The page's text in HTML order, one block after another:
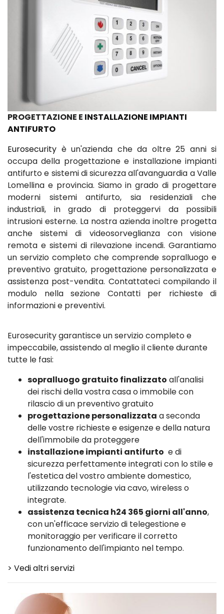
PROGETTAZIONE E INSTALLAZIONE IMPIANTI
ANTIFURTO
Eurosecurity è un'azienda che da oltre 25 anni si
occupa della progettazione e installazione impianti
antifurto e sistemi di sicurezza all'avanguardia a Valle
Lomellina e provincia. Siamo in grado di progettare
moderni sistemi antifurto, sia residenziali che
industriali, in grado di proteggervi da possibili
intrusioni esterne. La nostra azienda inoltre progetta
anche sistemi di videosorveglianza con visione
remota e sistemi di rilevazione incendi. Garantiamo
un servizio completo che comprende sopralluogo e
preventivo gratuito, progettazione personalizzata e
assistenza post-vendita. Contattateci compilando il
modulo nella sezione Contatti per richieste di
informazioni e preventivi.
Eurosecurity garantisce un servizio completo e
impeccabile, assistendo al meglio il cliente durante
tutte le fasi:
sopralluogo gratuito finalizzato all'analisi
dei rischi della vostra casa o immobile con
rilascio di un preventivo gratuito
progettazione personalizzata a seconda
delle vostre richieste e esigenze e della natura
dell'immobile da proteggere
installazione impianti antifurto e di
sicurezza perfettamente integrati con lo stile e
l'estetica del vostro ambiente domestico,
utilizzando tecnologie via cavo, wireless o
integrate.
assistenza tecnica h24 365 giorni all'anno,
con un'efficace servizio di telegestione e
monitoraggio per verificare il corretto
funzionamento dell'impianto nel tempo.
> Vedi altri servizi